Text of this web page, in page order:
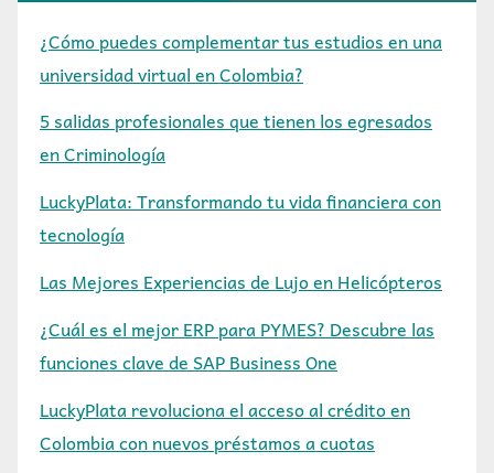
¿Cómo puedes complementar tus estudios en una
universidad virtual en Colombia?
5 salidas profesionales que tienen los egresados
en Criminología
LuckyPlata: Transformando tu vida financiera con
tecnología
Las Mejores Experiencias de Lujo en Helicópteros
¿Cuál es el mejor ERP para PYMES? Descubre las
funciones clave de SAP Business One
LuckyPlata revoluciona el acceso al crédito en
Colombia con nuevos préstamos a cuotas